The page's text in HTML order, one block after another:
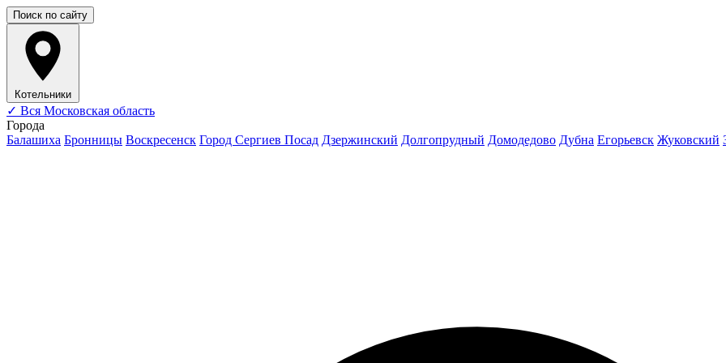
Поиск по сайту
Котельники
✓ Вся Московская область
Города
Балашиха Бронницы Воскресенск Город Сергиев Посад Дзержинский Долгопрудный Домодедово Дубна Егорьевск Жуковский